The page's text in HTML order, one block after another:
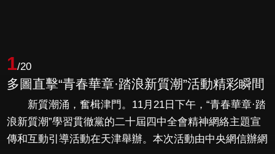
1/20
多圖直擊“青春華章·踏浪新質潮”活動精彩瞬間
新質潮涌，奮楫津門。11月21日下午，“青春華章·踏
浪新質潮”學習貫徹黨的二十屆四中全會精神網絡主題宣
傳和互動引導活動在天津舉辦。本次活動由中央網信辦網